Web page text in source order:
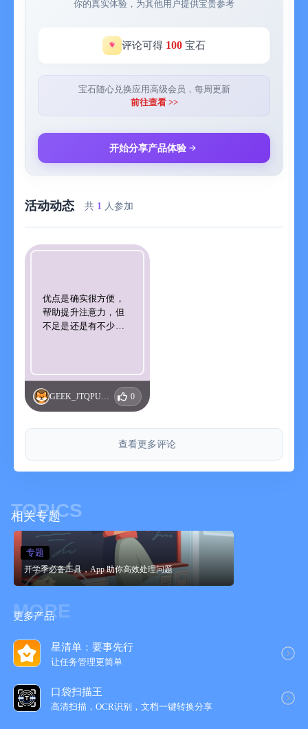
-制作你的专属课程表，模板&贴纸任意装扮
-支持多所高校一键导入，手动添加也超方便
【桌面小组件】
-在手机桌面上直接查看课程表、倒数日、待办
-丰富个性化设置，搭配超个性桌面
-星球之下，总有奇遇
下载「八点课程表」，一起发现更多的学习乐趣吧！
官方QQ：3568749524
你的真实体验，为其他用户提供宝贵参考
评论可得 100 宝石
宝石随心兑换应用高级会员，每周更新
前往查看 >>
开始分享产品体验
活动动态 共 1 人参加
优点是确实很方便，
帮助提升注意力，但
不足是还是有不少
0
查看更多评论
TOPICS
相关专题
开学季必备工具，App 助你高效处理问题
专题
MORE
更多产品
星清单：要事先行
让任务管理更简‪单‬
口袋扫描王
高清扫描，OCR识别，文档一键转换分享